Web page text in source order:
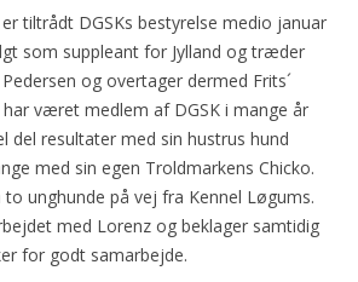
tiltrådt DGSKs bestyrelse medio januar
som suppleant for Jylland og træder
og overtager dermed Frits´
været medlem af DGSK i mange år
del resultater med sin hustrus hund
med sin egen Troldmarkens Chicko.
unghunde på vej fra Kennel Løgums.
med Lorenz og beklager samtidig
for godt samarbejde.